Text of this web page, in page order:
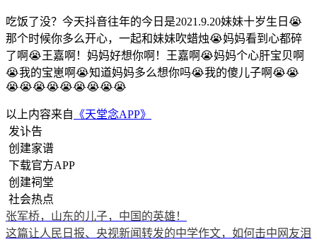
吃饭了没？今天抖音往年的今日是2021.9.20妹妹十岁生日😭
那个时候你多么开心，一起和妹妹吹蜡烛😭妈妈看到心都碎
了啊😭王嘉啊！妈妈好想你啊！王嘉啊😭妈妈个心肝宝贝啊
😭我的宝崽啊😭知道妈妈多么想你吗😭我的傻儿子啊😭😭
😭😭😭😭😭😭😭😭😭
以上内容来自 《天堂念APP》
发讣告
创建家谱
下载官方APP
创建祠堂
社会热点
张军桥，山东的儿子，中国的英雄！
这篇让人民日报、央视新闻转发的中学作文，如何击中网友泪